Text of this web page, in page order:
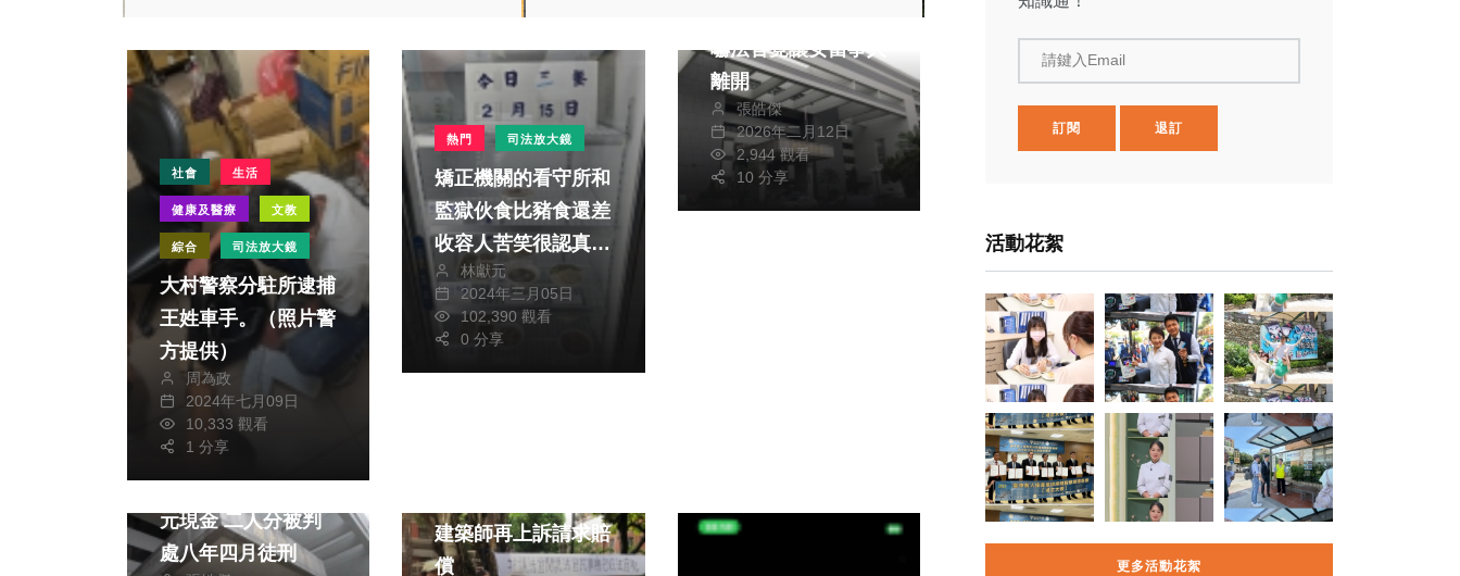
社會 生活
健康及醫療 文教
綜合 司法放大鏡
大村警察分駐所逮捕
王姓車手。（照片警
方提供）
周為政
2024年七月09日
10,333 觀看
1 分享
熱門 司法放大鏡
矯正機關的看守所和
監獄伙食比豬食還差
收容人苦笑很認真煮
的很難吃
林獻元
2024年三月05日
102,390 觀看
0 分享
嚇法官竟讓女當事人
離開
張皓傑
2026年二月12日
2,944 觀看
10 分享
社會
劫走一千零六十一萬
元現金 二人分被判
處八年四月徒刑
建築師再上訴請求賠
償
請鍵入Email
訂閱 退訂
活動花絮
更多活動花絮